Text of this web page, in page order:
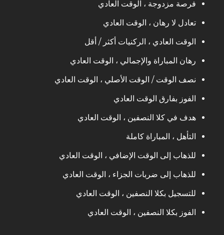
فرصة مزدوجة ، الوقت العادي
تعادل لا رهان ، الوقت العادي
الوقت العادي ، الركنيات أكثر / أقل
رهان المباراة والإجمالي ، الوقت العادي
نصف الوقت / الوقت الأصلي ، الوقت العادي
الفوز بفارق الوقت العادي
هدف في كلا النصفين ، الوقت العادي
التأهل ، المباراة كاملة
للذهاب إلى الوقت الإضافي ، الوقت العادي
للذهاب إلى ضربات الجزاء ، الوقت العادي
للتسجيل بكلا النصفين ، الوقت العادي
الفوز بكلا النصفين ، الوقت العادي